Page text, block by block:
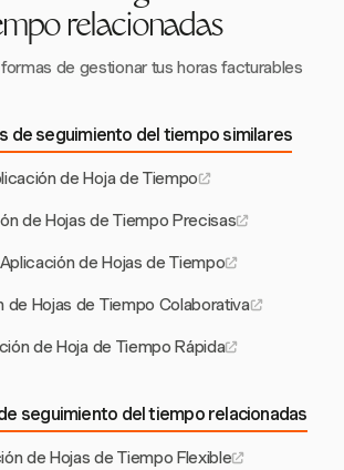
relacionadas
de gestionar tus horas facturables
de seguimiento del tiempo similares
de Hoja de Tiempo
de Hojas de Tiempo Precisas
de Hojas de Tiempo
de Hojas de Tiempo Colaborativa
de Hoja de Tiempo Rápida
seguimiento del tiempo relacionadas
de Hojas de Tiempo Flexible